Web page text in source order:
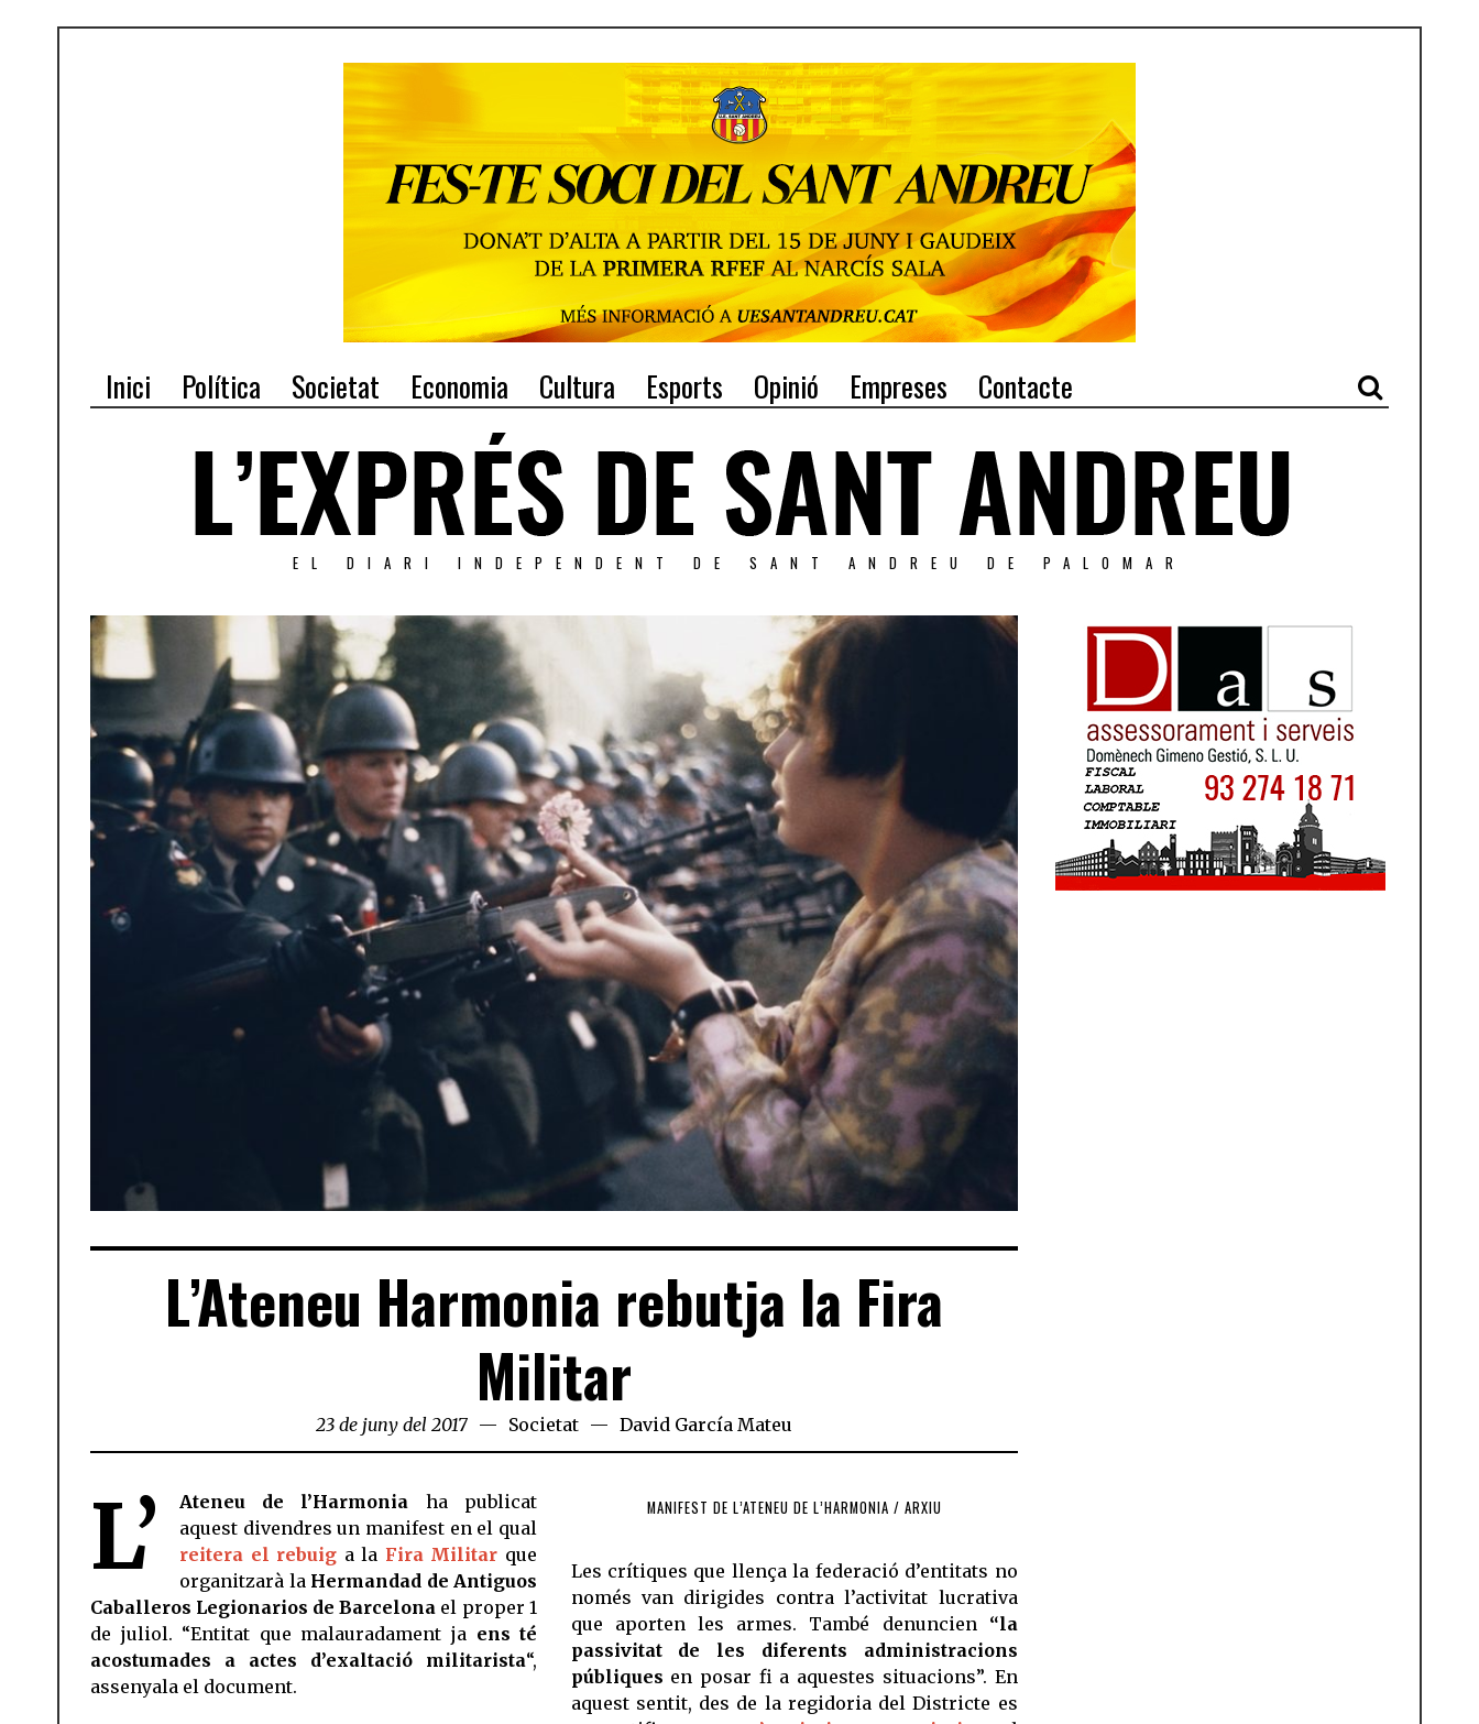
Inici Política Societat Economia Cultura Esports Opinió Empreses Contacte
EL DIARI INDEPENDENT DE SANT ANDREU DE PALOMAR
L’Ateneu Harmonia rebutja la Fira
Militar
23 de juny del 2017 Societat David García Mateu
L’ Ateneu de l’Harmonia ha publicat
aquest divendres un manifest en el qual
reitera el rebuig a la Fira Militar que
organitzarà la Hermandad de Antiguos
Caballeros Legionarios de Barcelona el proper 1
de juliol. “Entitat que malauradament ja ens té
acostumades a actes d’exaltació militarista“,
assenyala el document.
MANIFEST DE L’ATENEU DE L’HARMONIA / ARXIU
Les crítiques que llença la federació d’entitats no
només van dirigides contra l’activitat lucrativa
que aporten les armes. També denuncien “la
passivitat de les diferents administracions
públiques en posar fi a aquestes situacions”. En
aquest sentit, des de la regidoria del Districte es